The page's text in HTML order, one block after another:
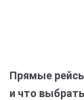
Прямые
и что выбрать